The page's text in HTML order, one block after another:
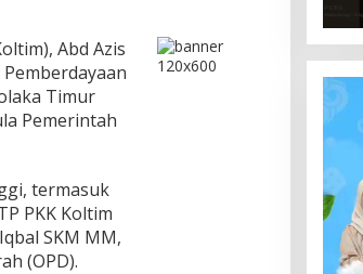
Abd Azis
Timur
Pemerintah
termasuk
PKK Koltim
SKM MM,
(OPD).